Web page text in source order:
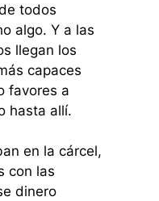
todos
algo. Y a las
llegan los
capaces
favores a
hasta allí.
en la cárcel,
con las
dinero